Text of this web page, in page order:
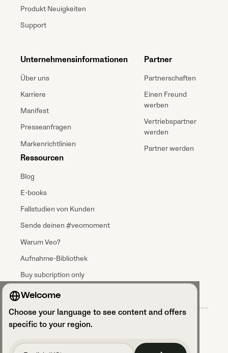
Welcome
Choose your language to see content and offers
specific to your region.
Produkt Neuigkeiten
Support
Unternehmensinformationen
Über uns
Karriere
Manifest
Presseanfragen
Markenrichtlinien
Ressourcen
Blog
E-books
Fallstudien von Kunden
Sende deinen #veomoment
Warum Veo?
Aufnahme-Bibliothek
Buy subcription only
Partner
Partnerschaften
Einen Freund
werben
Vertriebspartner
werden
Partner werden
Allgemeine Geschäftsbedingungen (AGBs)
Vereinbarung zur Datenverarbeitung
Sicherheit und DSGVO-Konformität